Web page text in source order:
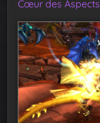
Cœur des Aspects